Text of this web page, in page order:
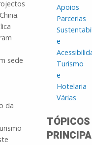
sede
da
Apoios
Parcerias
e
Turismo
e
Hotelaria
Várias
TÓPICOS